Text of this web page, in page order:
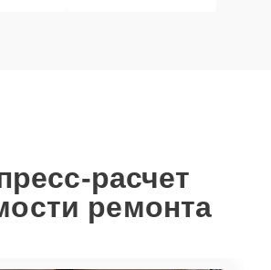
расчет
ремонта